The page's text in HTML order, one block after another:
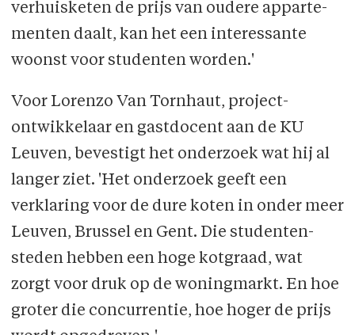
verhuisketen de prijs van oudere apparte­
menten daalt, kan het een interessan­te
woonst voor studenten worden.'
Voor Lorenzo Van Tornhaut, project­
ontwikkelaar en gastdocent aan de KU
Leuven, bevestigt het onderzoek wat hij al
langer ziet. 'Het onderzoek geeft een
verklaring voor de dure koten in onder meer
Leuven, Brussel en Gent. Die studenten­
steden hebben een hoge kotgraad, wat
zorgt voor druk op de woningmarkt. En hoe
groter die concurrentie, hoe hoger de prijs